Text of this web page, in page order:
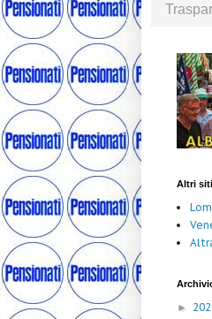
Altri siti
►